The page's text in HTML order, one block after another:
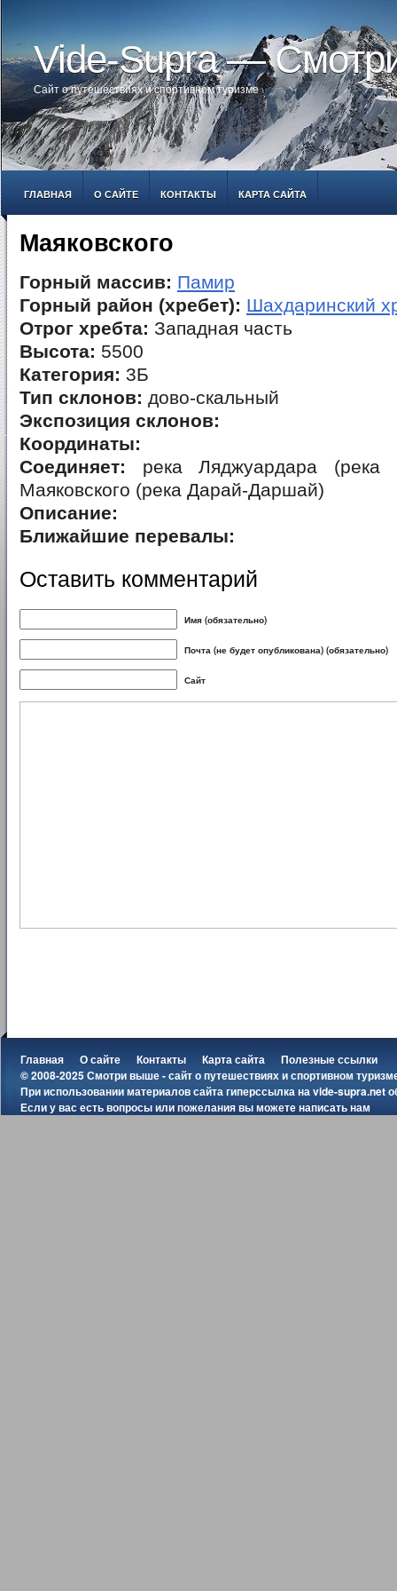
Vide-Supra —
Сайт о путешествиях и спортивном туризме
ГЛАВНАЯ О САЙТЕ КОНТАКТЫ КАРТА САЙТА
Маяковского
Горный массив: Памир
Горный район (хребет): Шахдаринский
Отрог хребта: Западная часть
Высота: 5500
Категория: 3Б
Тип склонов: дово-скальный
Экспозиция склонов:
Координаты:
Соединяет: река Ляджуардара
Маяковского (река Дарай-Даршай)
Описание:
Ближайшие перевалы:
Оставить комментарий
Имя (обязательно)
Почта (не будет опубликована) (обязательно)
Сайт
Главная О сайте Контакты Карта сайта
Полезные ссылки
© 2008-2025 Смотри выше - сайт о путешествиях и спортивном
При использовании материалов сайта гиперссылка наvide-supra.net
Если у вас есть вопросы или пожелания вы можетенаписать нам